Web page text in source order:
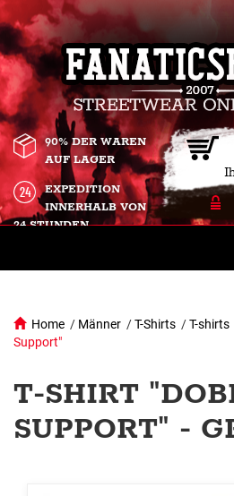
90% DER WAREN
AUF LAGER
EXPEDITION
INNERHALB VON
24 STUNDEN.
Home / Männer /T-Shirts /T-shirts
Support"
T-SHIRT
SUPPORT" -